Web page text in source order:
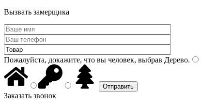
Вызвать замерщика
Пожалуйста, докажите, что вы человек, выбрав Дерево.
Заказать звонок